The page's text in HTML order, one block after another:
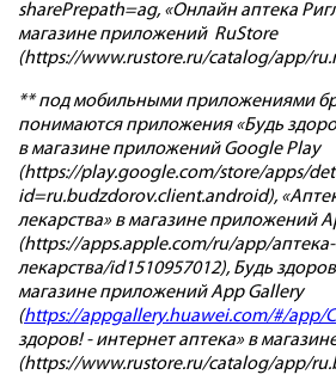
sharePrepath=ag, «Онлайн аптека
магазине приложений RuStore
(https://www.rustore.ru/catalog/app/
** под мобильными приложениями
понимаются приложения «Будь
в магазине приложений Google Play
(https://play.google.com/store/apps/
id=ru.budzdorov.client.android),
лекарства» в магазине приложений
(https://apps.apple.com/ru/app/
лекарства/id1510957012), Будь
магазине приложений App Gallery
(https://appgallery.huawei.com/#/app/
здоров! - интернет аптека» в
(https://www.rustore.ru/catalog/app/